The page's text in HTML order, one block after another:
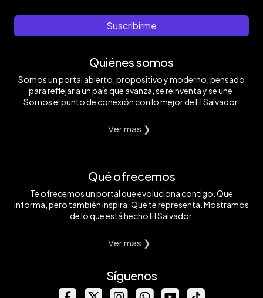
Suscribirme
Quiénes somos
Somos un portal abierto, propositivo y moderno, pensado
para reflejar a un país que avanza, se reinventa y se une.
Somos el punto de conexión con lo mejor de El Salvador.
Ver mas ❯
Qué ofrecemos
Te ofrecemos un portal que evoluciona contigo. Que
informa, pero también inspira. Que te representa. Mostramos
de lo que está hecho El Salvador.
Ver mas ❯
Síguenos